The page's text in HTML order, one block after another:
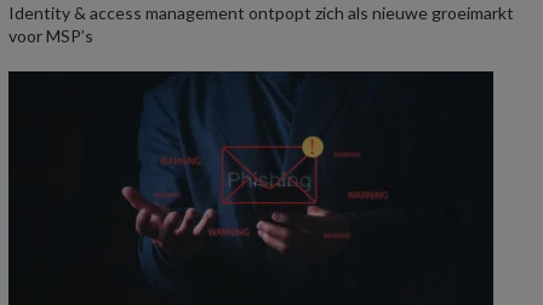
Identity & access management ontpopt zich als nieuwe groeimarkt
voor MSP’s